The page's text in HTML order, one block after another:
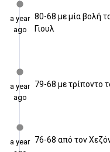
a year
ago
80-68 με μία βολή
Γιουλ
a year
ago
79-68 με τρίποντο
a year 76-68 από τον